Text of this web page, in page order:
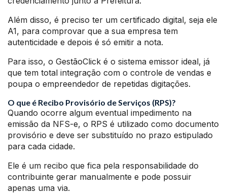
Além disso, é preciso ter um certificado digital, seja ele
A1, para comprovar que a sua empresa tem
autenticidade e depois é só emitir a nota.
Para isso, o GestãoClick é o sistema emissor ideal, já
que tem total integração com o controle de vendas e
poupa o empreendedor de repetidas digitações.
O que é Recibo Provisório de Serviços (RPS)?
Quando ocorre algum eventual impedimento na
emissão da NFS-e, o RPS é utilizado como documento
provisório e deve ser substituído no prazo estipulado
para cada cidade.
Ele é um recibo que fica pela responsabilidade do
contribuinte gerar manualmente e pode possuir
apenas uma via.